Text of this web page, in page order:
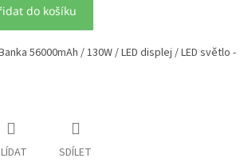
do košíku
56000mAh / 130W / LED displej / LED světlo -
SDÍLET